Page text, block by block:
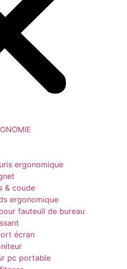
ergonomique
& coude
ergonomique
fauteuil de bureau
écran
pc portable